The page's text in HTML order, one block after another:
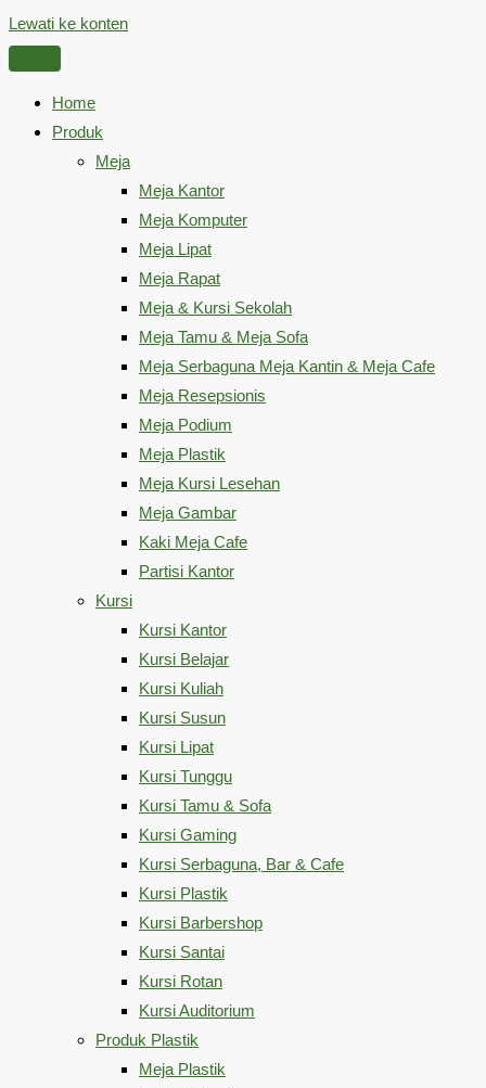
Lewati ke konten
Home
Produk
Meja
Meja Kantor
Meja Komputer
Meja Lipat
Meja Rapat
Meja & Kursi Sekolah
Meja Tamu & Meja Sofa
Meja Serbaguna Meja Kantin & Meja Cafe
Meja Resepsionis
Meja Podium
Meja Plastik
Meja Kursi Lesehan
Meja Gambar
Kaki Meja Cafe
Partisi Kantor
Kursi
Kursi Kantor
Kursi Belajar
Kursi Kuliah
Kursi Susun
Kursi Lipat
Kursi Tunggu
Kursi Tamu & Sofa
Kursi Gaming
Kursi Serbaguna, Bar & Cafe
Kursi Plastik
Kursi Barbershop
Kursi Santai
Kursi Rotan
Kursi Auditorium
Produk Plastik
Meja Plastik